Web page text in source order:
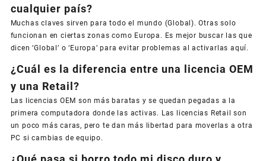
cualquier país?
Muchas claves sirven para todo el mundo (Global). Otras solo
funcionan en ciertas zonas como Europa. Es mejor buscar las que
dicen ‘Global’ o ‘Europa’ para evitar problemas al activarlas aquí.
¿Cuál es la diferencia entre una licencia OEM
y una Retail?
Las licencias OEM son más baratas y se quedan pegadas a la
primera computadora donde las activas. Las licencias Retail son
un poco más caras, pero te dan más libertad para moverlas a otra
PC si cambias de equipo.